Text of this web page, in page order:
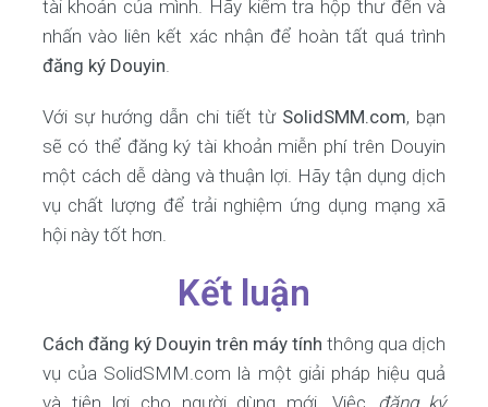
tài khoản của mình. Hãy kiểm tra hộp thư đến và
nhấn vào liên kết xác nhận để hoàn tất quá trình
đăng ký Douyin.
Với sự hướng dẫn chi tiết từ SolidSMM.com, bạn
sẽ có thể đăng ký tài khoản miễn phí trên Douyin
một cách dễ dàng và thuận lợi. Hãy tận dụng dịch
vụ chất lượng để trải nghiệm ứng dụng mạng xã
hội này tốt hơn.
Kết luận
Cách đăng ký Douyin trên máy tính thông qua dịch
vụ của SolidSMM.com là một giải pháp hiệu quả
và tiện lợi cho người dùng mới. Việc đăng ký